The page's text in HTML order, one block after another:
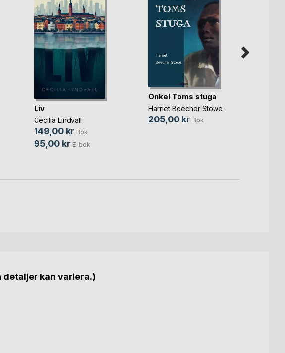
Liv
Cecilia Lindvall
149,00 kr Bok
95,00 kr E-bok
Onkel Toms stuga
Harriet Beecher Stowe
205,00 kr Bok
detaljer kan variera.)